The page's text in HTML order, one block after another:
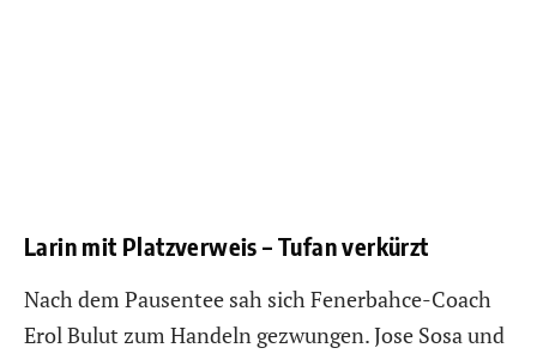
Larin mit Platzverweis – Tufan verkürzt
Nach dem Pausentee sah sich Fenerbahce-Coach
Erol Bulut zum Handeln gezwungen. Jose Sosa und